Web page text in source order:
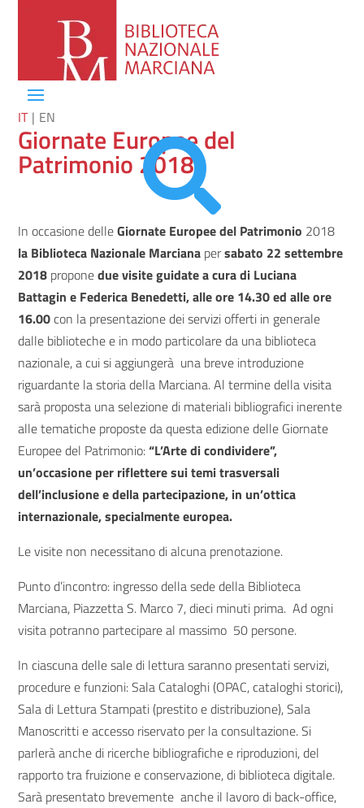
IT EN

Giornate Europee del
Patrimonio 2018
In occasione delleGiornate Europee del Patrimonio 2018
la Biblioteca Nazionale Marciana persabato 22 settembre
2018 proponedue visite guidate a cura di Luciana
Battagin e Federica Benedetti, alle ore 14.30 ed alle ore
16.00 con la presentazione dei servizi offerti in generale
dalle biblioteche e in modo particolare da una biblioteca
nazionale, a cui si aggiungerà una breve introduzione
riguardante la storia della Marciana. Al termine della visita
sarà proposta una selezione di materiali bibliografici inerente
alle tematiche proposte da questa edizione delle Giornate
Europee del Patrimonio:“L’Arte di condividere”,
un’occasione per riflettere sui temi trasversali
dell’inclusione e della partecipazione, in un’ottica
internazionale, specialmente europea.
Le visite non necessitano di alcuna prenotazione.
Punto d’incontro: ingresso della sede della Biblioteca
Marciana, Piazzetta S. Marco 7, dieci minuti prima. Ad ogni
visita potranno partecipare al massimo 50 persone.
In ciascuna delle sale di lettura saranno presentati servizi,
procedure e funzioni: Sala Cataloghi (OPAC, cataloghi storici),
Sala di Lettura Stampati (prestito e distribuzione), Sala
Manoscritti e accesso riservato per la consultazione. Si
parlerà anche di ricerche bibliografiche e riproduzioni, del
rapporto tra fruizione e conservazione, di biblioteca digitale.
Sarà presentato brevemente anche il lavoro di back-office,